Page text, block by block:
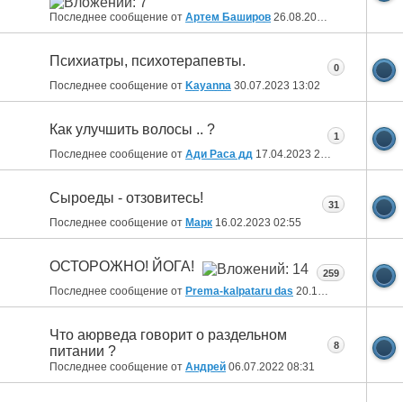
Последнее сообщение от Артем Баширов 26.08.2023
Психиатры, психотерапевты.
Последнее сообщение от Kayanna 30.07.2023 13:02
0
Как улучшить волосы .. ?
Последнее сообщение от Ади Раса дд 17.04.2023 22:34
1
Сыроеды - отзовитесь!
Последнее сообщение от Марк 16.02.2023 02:55
31
ОСТОРОЖНО! ЙОГА!
Последнее сообщение от Prema-kalpataru das 20.12.2022 12:21
259
Что аюрведа говорит о раздельном
питании ?
Последнее сообщение от Aндрей 06.07.2022 08:31
8